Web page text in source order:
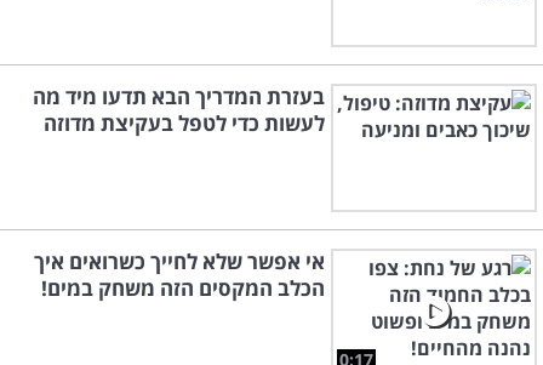
בעזרת המדריך הבא תדעו מיד מה
לעשות כדי לטפל בעקיצת מדוזה
0:17
אי אפשר שלא לחייך כשרואים איך
הכלב המקסים הזה משחק במים!